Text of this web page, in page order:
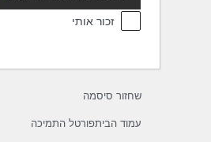
זכור אותי
שחזור סיסמה
עמוד הביתפורטל התמיכה